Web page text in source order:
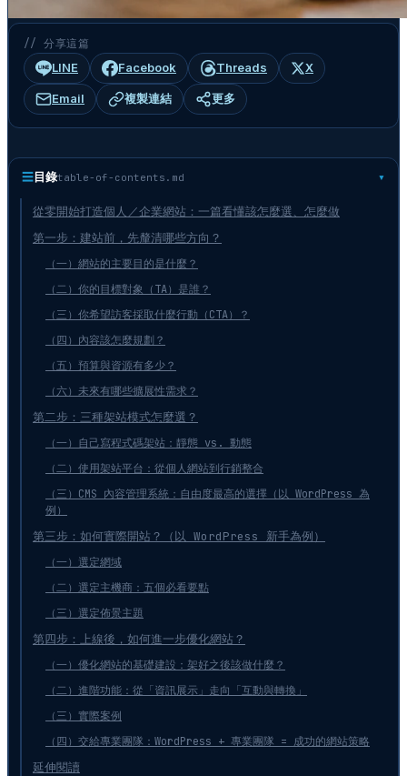
// 分享這篇
LINE Facebook Threads X
Email 複製連結 更多
☰目錄table-of-contents.md
從零開始打造個人／企業網站：一篇看懂該怎麼選、怎麼做
第一步：建站前，先釐清哪些方向？
（一）網站的主要目的是什麼？
（二）你的目標對象（TA）是誰？
（三）你希望訪客採取什麼行動（CTA）？
（四）內容該怎麼規劃？
（五）預算與資源有多少？
（六）未來有哪些擴展性需求？
第二步：三種架站模式怎麼選？
（一）自己寫程式碼架站：靜態 vs. 動態
（二）使用架站平台：從個人網站到行銷整合
（三）CMS 內容管理系統：自由度最高的選擇（以 WordPress 為
例）
第三步：如何實際開站？（以 WordPress 新手為例）
（一）選定網域
（二）選定主機商：五個必看要點
（三）選定佈景主題
第四步：上線後，如何進一步優化網站？
（一）優化網站的基礎建設：架好之後該做什麼？
（二）進階功能：從「資訊展示」走向「互動與轉換」
（三）實際案例
（四）交給專業團隊：WordPress + 專業團隊 = 成功的網站策略
延伸閱讀